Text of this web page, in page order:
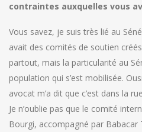
contraintes auxquelles vous
Vous savez, je suis très lié au
avait des comités de soutien
partout, mais la particularité au
population qui s’est mobilisée.
avocat m’a dit que c’est dans la
Je n’oublie pas que le comité
Bourgi, accompagné par Babacar